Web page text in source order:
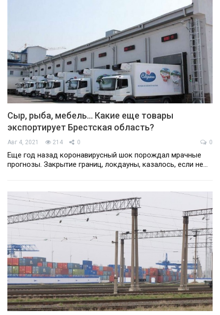
Сыр, рыба, мебель… Какие еще товары
экспортирует Брестская область?
Авг 4, 2021 214 0 0
Еще год назад коронавирусный шок порождал мрачные
прогнозы. Закрытие границ, локдауны, казалось, если не…